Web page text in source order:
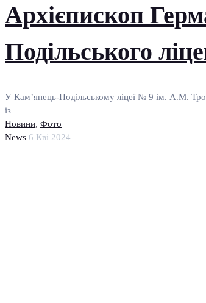
Архієпископ
Подільського
У Кам’янець-Подільському ліцеї № 9 ім. А.М.
із
Новини, Фото
News 6 Кві 2024